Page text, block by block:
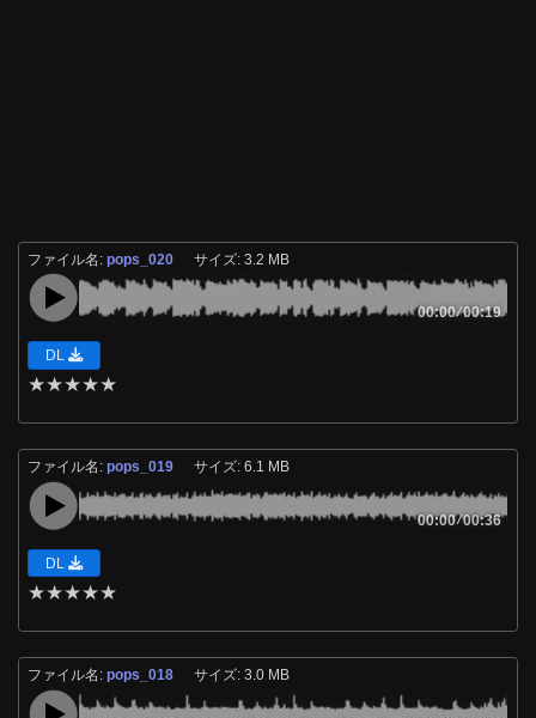
ファイル名:pops_020 サイズ: 3.2 MB
00:00/00:19
DL
★★★★★
ファイル名:pops_019 サイズ: 6.1 MB
00:00/00:36
DL
★★★★★
ファイル名:pops_018 サイズ: 3.0 MB